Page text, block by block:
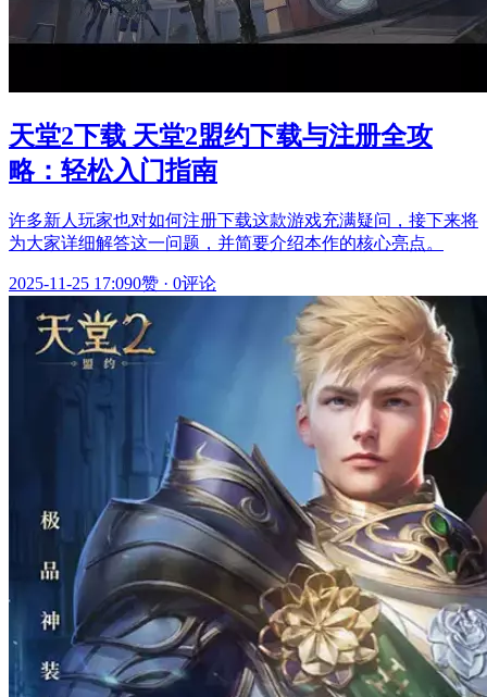
天堂2下载 天堂2盟约下载与注册全攻
略：轻松入门指南
许多新人玩家也对如何注册下载这款游戏充满疑问，接下来将
为大家详细解答这一问题，并简要介绍本作的核心亮点。
2025-11-25 17:090赞 · 0评论